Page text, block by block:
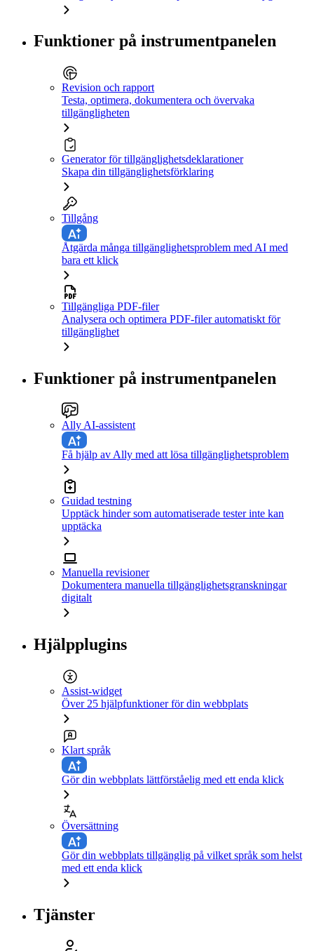
Funktioner på instrumentpanelen
Revision och rapport
Testa, optimera, dokumentera och övervaka
tillgängligheten
Generator för tillgänglighetsdeklarationer
Skapa din tillgänglighetsförklaring
Tillgång
Åtgärda många tillgänglighetsproblem med AI med
bara ett klick
Tillgängliga PDF-filer
Analysera och optimera PDF-filer automatiskt för
tillgänglighet
Funktioner på instrumentpanelen
Ally AI-assistent
Få hjälp av Ally med att lösa tillgänglighetsproblem
Guidad testning
Upptäck hinder som automatiserade tester inte kan
upptäcka
Manuella revisioner
Dokumentera manuella tillgänglighetsgranskningar
digitalt
Hjälpplugins
Assist-widget
Över 25 hjälpfunktioner för din webbplats
Klart språk
Gör din webbplats lättförståelig med ett enda klick
Översättning
Gör din webbplats tillgänglig på vilket språk som helst
med ett enda klick
Tjänster